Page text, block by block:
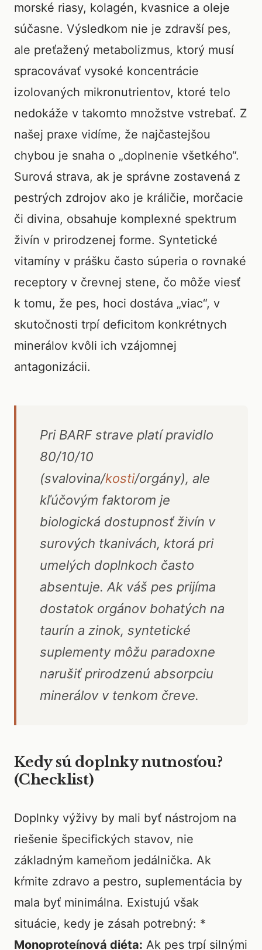
morské riasy, kolagén, kvasnice a oleje
súčasne. Výsledkom nie je zdravší pes,
ale preťažený metabolizmus, ktorý musí
spracovávať vysoké koncentrácie
izolovaných mikronutrientov, ktoré telo
nedokáže v takomto množstve vstrebať. Z
našej praxe vidíme, že najčastejšou
chybou je snaha o „doplnenie všetkého“.
Surová strava, ak je správne zostavená z
pestrých zdrojov ako je králičie, morčacie
či divina, obsahuje komplexné spektrum
živín v prirodzenej forme. Syntetické
vitamíny v prášku často súperia o rovnaké
receptory v črevnej stene, čo môže viesť
k tomu, že pes, hoci dostáva „viac“, v
skutočnosti trpí deficitom konkrétnych
minerálov kvôli ich vzájomnej
antagonizácii.
Pri BARF strave platí pravidlo
80/10/10
(svalovina/kosti/orgány), ale
kľúčovým faktorom je
biologická dostupnosť živín v
surových tkanivách, ktorá pri
umelých doplnkoch často
absentuje. Ak váš pes prijíma
dostatok orgánov bohatých na
taurín a zinok, syntetické
suplementy môžu paradoxne
narušiť prirodzenú absorpciu
minerálov v tenkom čreve.
Kedy sú doplnky nutnosťou?
(Checklist)
Doplnky výživy by mali byť nástrojom na
riešenie špecifických stavov, nie
základným kameňom jedálnička. Ak
kŕmite zdravo a pestro, suplementácia by
mala byť minimálna. Existujú však
situácie, kedy je zásah potrebný: *
Monoproteínová diéta: Ak pes trpí silnými